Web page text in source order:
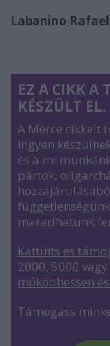
Labanino Rafael
EZ A CIKK A
KÉSZÜLT EL.
A Mérce cikkeit
ingyen
és a mi
pártok,
maradhatunk
Kattints és
2000, 5000
működhessen
Támogass